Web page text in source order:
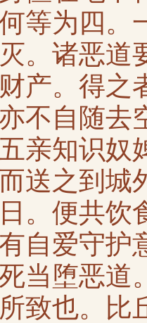
等为四。
。诸恶道
产。得之
不自随去
亲知识奴
送之到城
。便共饮
自爱守护
当堕恶道
致也。比